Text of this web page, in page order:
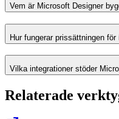
Vem är Microsoft Designer
Hur fungerar prissättningen
Vilka integrationer stöder
Relaterade